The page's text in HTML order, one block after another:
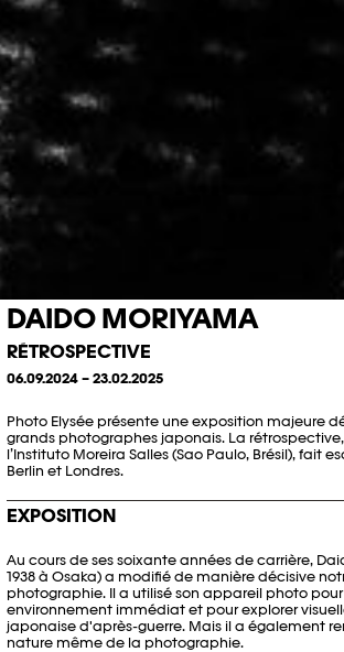
DAIDO MORIYAMA
RÉTROSPECTIVE
06.09.2024 – 23.02.2025
Photo Elysée présente une exposition majeure
grands photographes japonais. La
l’Instituto Moreira Salles (Sao Paulo, Brésil), fait
Berlin et Londres.
EXPOSITION
Au cours de ses soixante années de carrière,
1938 à Osaka) a modifié de manière décisive
photographie. Il a utilisé son appareil photo
environnement immédiat et pour explorer
japonaise d'après-guerre. Mais il a également
nature même de la photographie.